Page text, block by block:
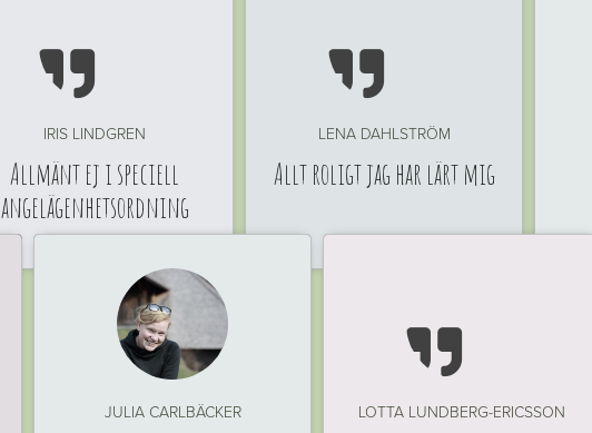

IRIS LINDGREN
Allmänt ej i speciell
angelägenhetsordning

LENA DAHLSTRÖM
Allt roligt jag har lärt mig
JULIA CARLBÄCKER

LOTTA LUNDBERG-ERICSSON